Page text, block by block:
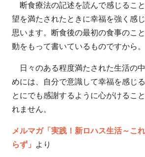
断食療法の記述を読んで感じるこ
望を満たされたときに幸福を強く感
思います。断食後の最初の食事のこ
動をもって書いているものですから。
日々のある程度満たされた生活の
めには、自分で意識して幸福を感じ
とにでも感謝するように心がけるこ
れません。
メルマガ「実践！新ロハス生活～こ
らず」 より